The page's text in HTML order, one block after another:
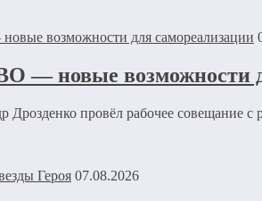
— новые возможности
Дрозденко провёл рабочее совещание с
07.08.2026